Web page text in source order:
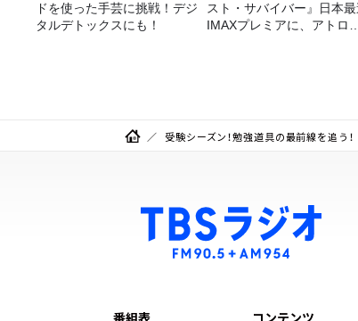
ドを使った手芸に挑戦！デジ
タルデトックスにも！
スト・サバイバー』日本最
IMAXプレミアに、アトロク
受験シーズン！勉強道具の最前線を追う！
番組表 コンテンツ